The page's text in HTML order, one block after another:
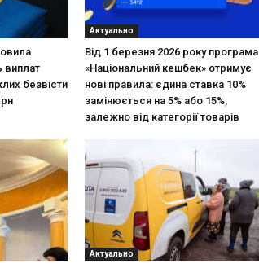
виплат
безвісти
Актуально
Від 1 березня 2026 року програма
«Національний кешбек» отримує
нові правила: єдина ставка 10%
замінюється на 5% або 15%,
залежно від категорії товарів
Актуально